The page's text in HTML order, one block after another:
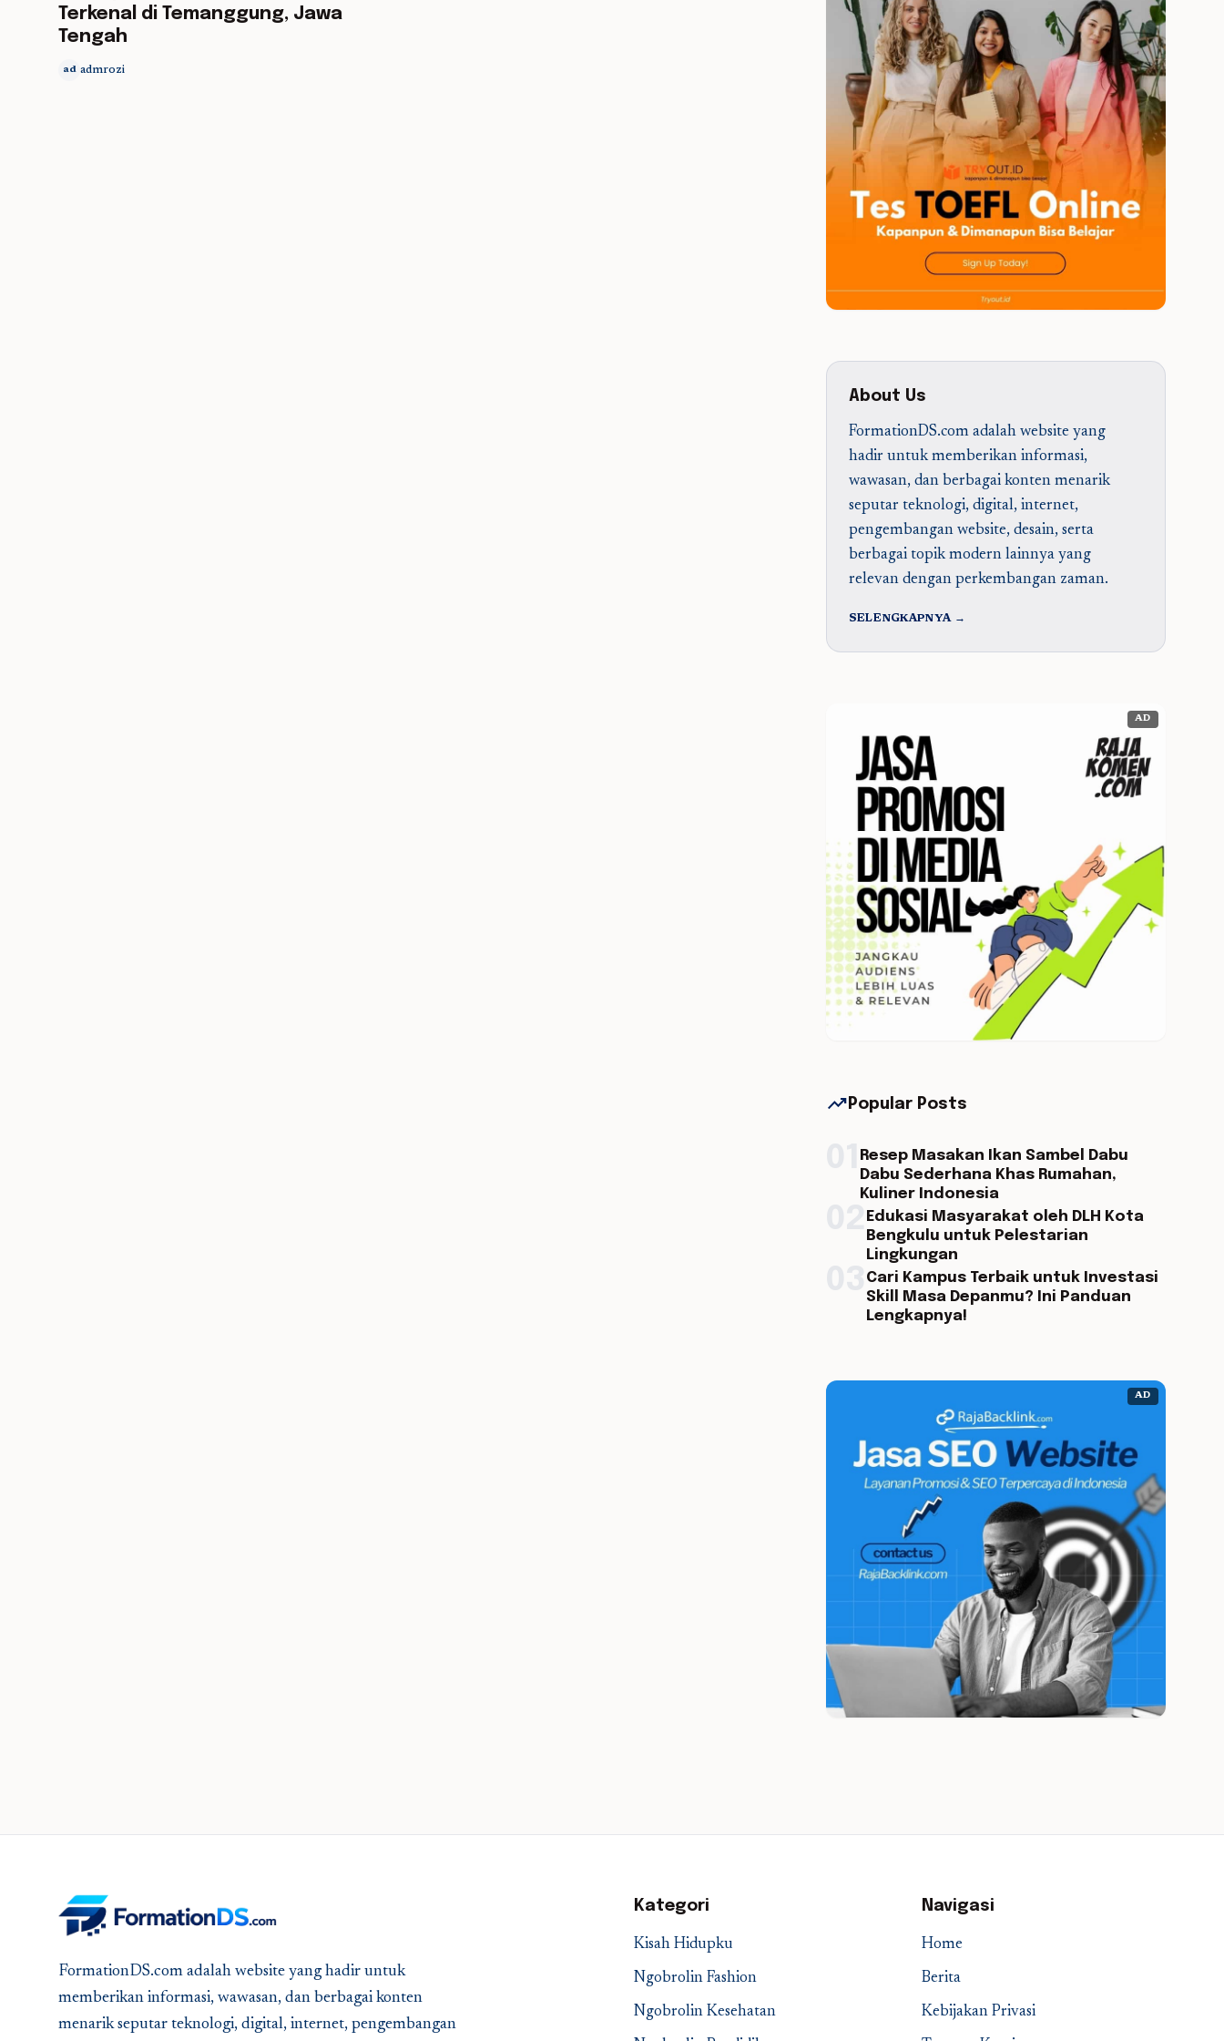
Terkenal di Temanggung, Jawa
Tengah
ad admrozi
About Us
FormationDS.com adalah website yang
hadir untuk memberikan informasi,
wawasan, dan berbagai konten menarik
seputar teknologi, digital, internet,
pengembangan website, desain, serta
berbagai topik modern lainnya yang
relevan dengan perkembangan zaman.
SELENGKAPNYA →
AD
trending_up Popular Posts
Resep Masakan Ikan Sambel Dabu
Dabu Sederhana Khas Rumahan,
Kuliner Indonesia
Edukasi Masyarakat oleh DLH Kota
Bengkulu untuk Pelestarian
Lingkungan
Cari Kampus Terbaik untuk Investasi
Skill Masa Depanmu? Ini Panduan
Lengkapnya!
AD
FormationDS.com adalah website yang hadir untuk
memberikan informasi, wawasan, dan berbagai konten
menarik seputar teknologi, digital, internet, pengembangan
Kategori
Kisah Hidupku
Ngobrolin Fashion
Ngobrolin Kesehatan
Navigasi
Home
Berita
Kebijakan Privasi